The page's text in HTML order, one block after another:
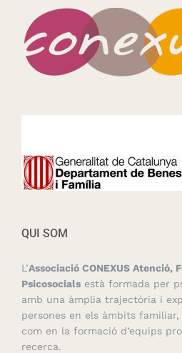
QUI SOM
L’Associació CONEXUS Atenció,
Psicosocials està formada per
amb una àmplia trajectòria i
persones en els àmbits
com en la formació d’equips
recerca.